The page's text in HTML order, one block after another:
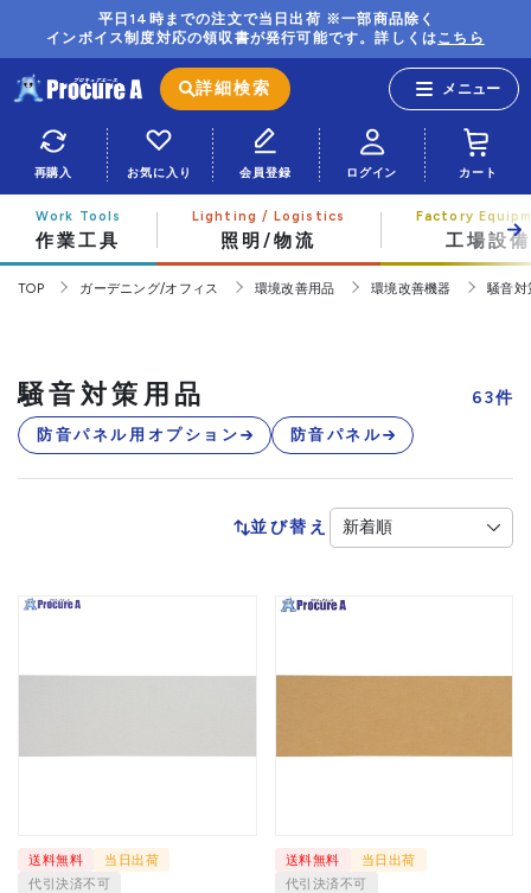
平日14時までの注文で当日出荷 ※一部商品除く
インボイス制度対応の領収書が発行可能です。詳しくはこちら
詳細検索
再購入 お気に入り 会員登録 ログイン カート
作業工具 照明/物流 工場設備
TOP ガーデニング/オフィス 環境改善用品 環境改善機器 騒音対
騒音対策用品 63件
防音パネル用オプション 防音パネル
並び替え
送料無料
当日出荷
代引決済不可
送料無料
当日出荷
代引決済不可